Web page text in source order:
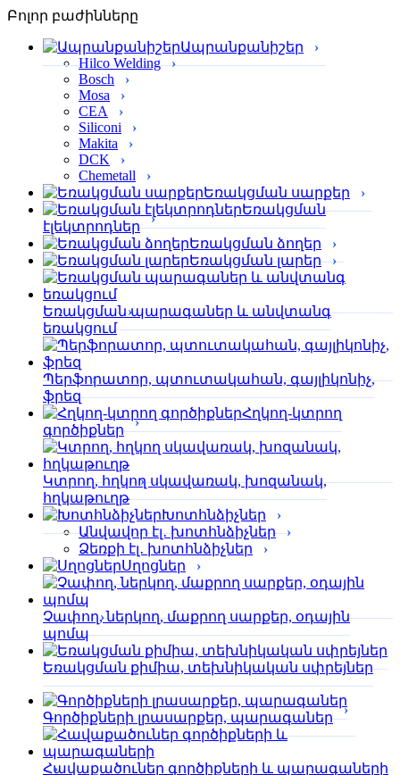
Բոլոր բաժինները
Ապրանքանիշեր
Hilco Welding
Bosch
Mosa
CEA
Siliconi
Makita
DCK
Chemetall
Եռակցման սարքեր
Եռակցման
էլեկտրոդներ
Եռակցման ձողեր
Եռակցման լարեր
Եռակցման պարագաներ և անվտանգ
եռակցում
Պերֆորա­տոր, պտուտակահան, գայլիկոնիչ,
ֆրեզ
Հղկող-կտրող
գործիքներ
Կտրող, հղկող սկավառակ, խոզանակ,
հղկաթուղթ
Խոտհնձիչներ
Անվավոր էլ․ խոտհնձիչներ
Ձեռքի էլ․ խոտհնձիչներ
Սղոցներ
Չափող, ներկող, մաքրող սարքեր, օդային
պոմպ
Եռակցման քիմիա, տեխնիկական սփրեյներ
Գործիքների լրասարքեր, պարագաներ
Հավաքածուներ գործիքների և պարագաների